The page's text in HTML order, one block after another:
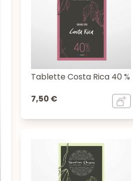
Tablette Costa Rica 40 %
7,50 €